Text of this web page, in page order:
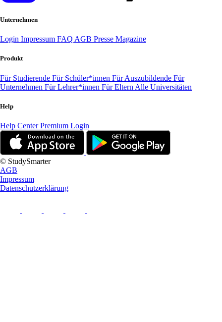
Unternehmen
Login Impressum FAQ AGB Presse Magazine
Produkt
Für Studierende Für Schüler*innen Für Auszubildende Für
Unternehmen Für Lehrer*innen Für Eltern Alle Universitäten
Help
Help CenterPremium Login
© StudySmarter
AGB
Impressum
Datenschutzerklärung